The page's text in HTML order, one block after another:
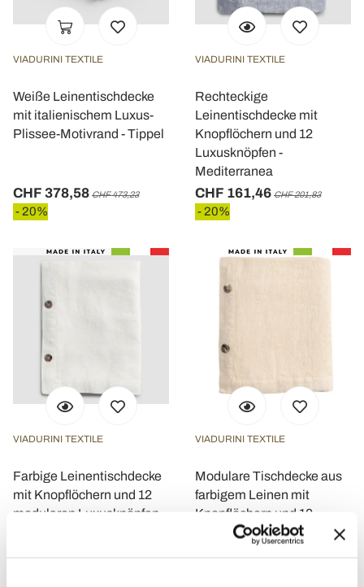
VIADURINI TEXTILE
Weiße Leinentischdecke
mit italienischem Luxus-
Plissee-Motivrand - Tippel
CHF 378,58 CHF 473,23
- 20%
VIADURINI TEXTILE
Rechteckige
Leinentischdecke mit
Knopflöchern und 12
Luxusknöpfen -
Mediterranea
CHF 161,46 CHF 201,83
- 20%
VIADURINI TEXTILE
Farbige Leinentischdecke
mit Knopflöchern und 12
modularen Luxusknöpfen -
VIADURINI TEXTILE
Modulare Tischdecke aus
farbigem Leinen mit
Knopflöchern und 10
Knöpfen - Mediterranea